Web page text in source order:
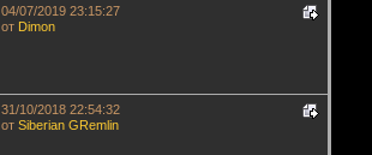
04/07/2019 23:15:27
от Dimon
31/10/2018 22:54:32
отSiberian GRemlin